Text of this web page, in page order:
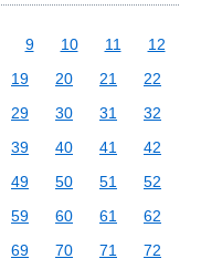
9 10 11
12
19 20 21
22
29 30 31
32
39 40 41
42
49 50 51
52
59 60 61
62
69 70 71
72